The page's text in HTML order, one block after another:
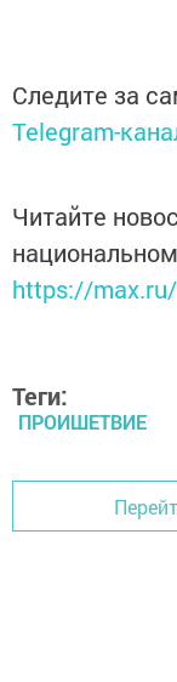
Следите за
Telegram-
Читайте
https://
Теги:
ПРОИШЕТВИЕ